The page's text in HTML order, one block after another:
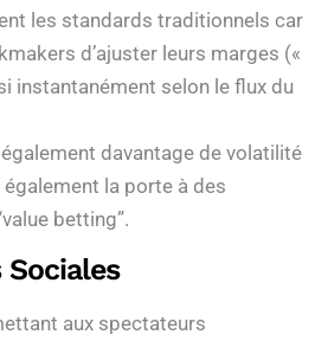
les standards traditionnels car
d’ajuster leurs marges («​
instantanément selon le flux du
davantage de volatilité
la porte à des
betting”.
aux spectateurs